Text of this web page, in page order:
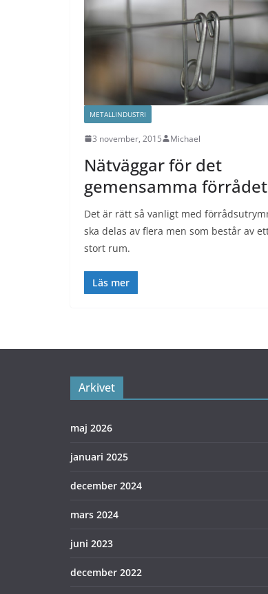
METALLINDUSTRI
3 november, 2015 Michael
Nätväggar för det
gemensamma förrådet
Det är rätt så vanligt med
ska delas av flera men som består av
stort rum.
Läs mer
Arkivet
maj 2026
januari 2025
december 2024
mars 2024
juni 2023
december 2022